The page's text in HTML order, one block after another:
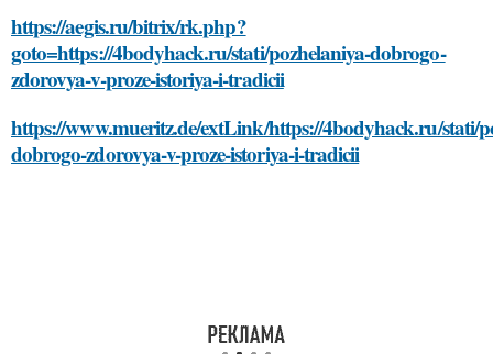
https://aegis.ru/bitrix/rk.php?
goto=https://4bodyhack.ru/stati/pozhelaniya-dobrogo-
zdorovya-v-proze-istoriya-i-tradicii
https://www.mueritz.de/extLink/https://4bodyhack.ru/stati/
dobrogo-zdorovya-v-proze-istoriya-i-tradicii